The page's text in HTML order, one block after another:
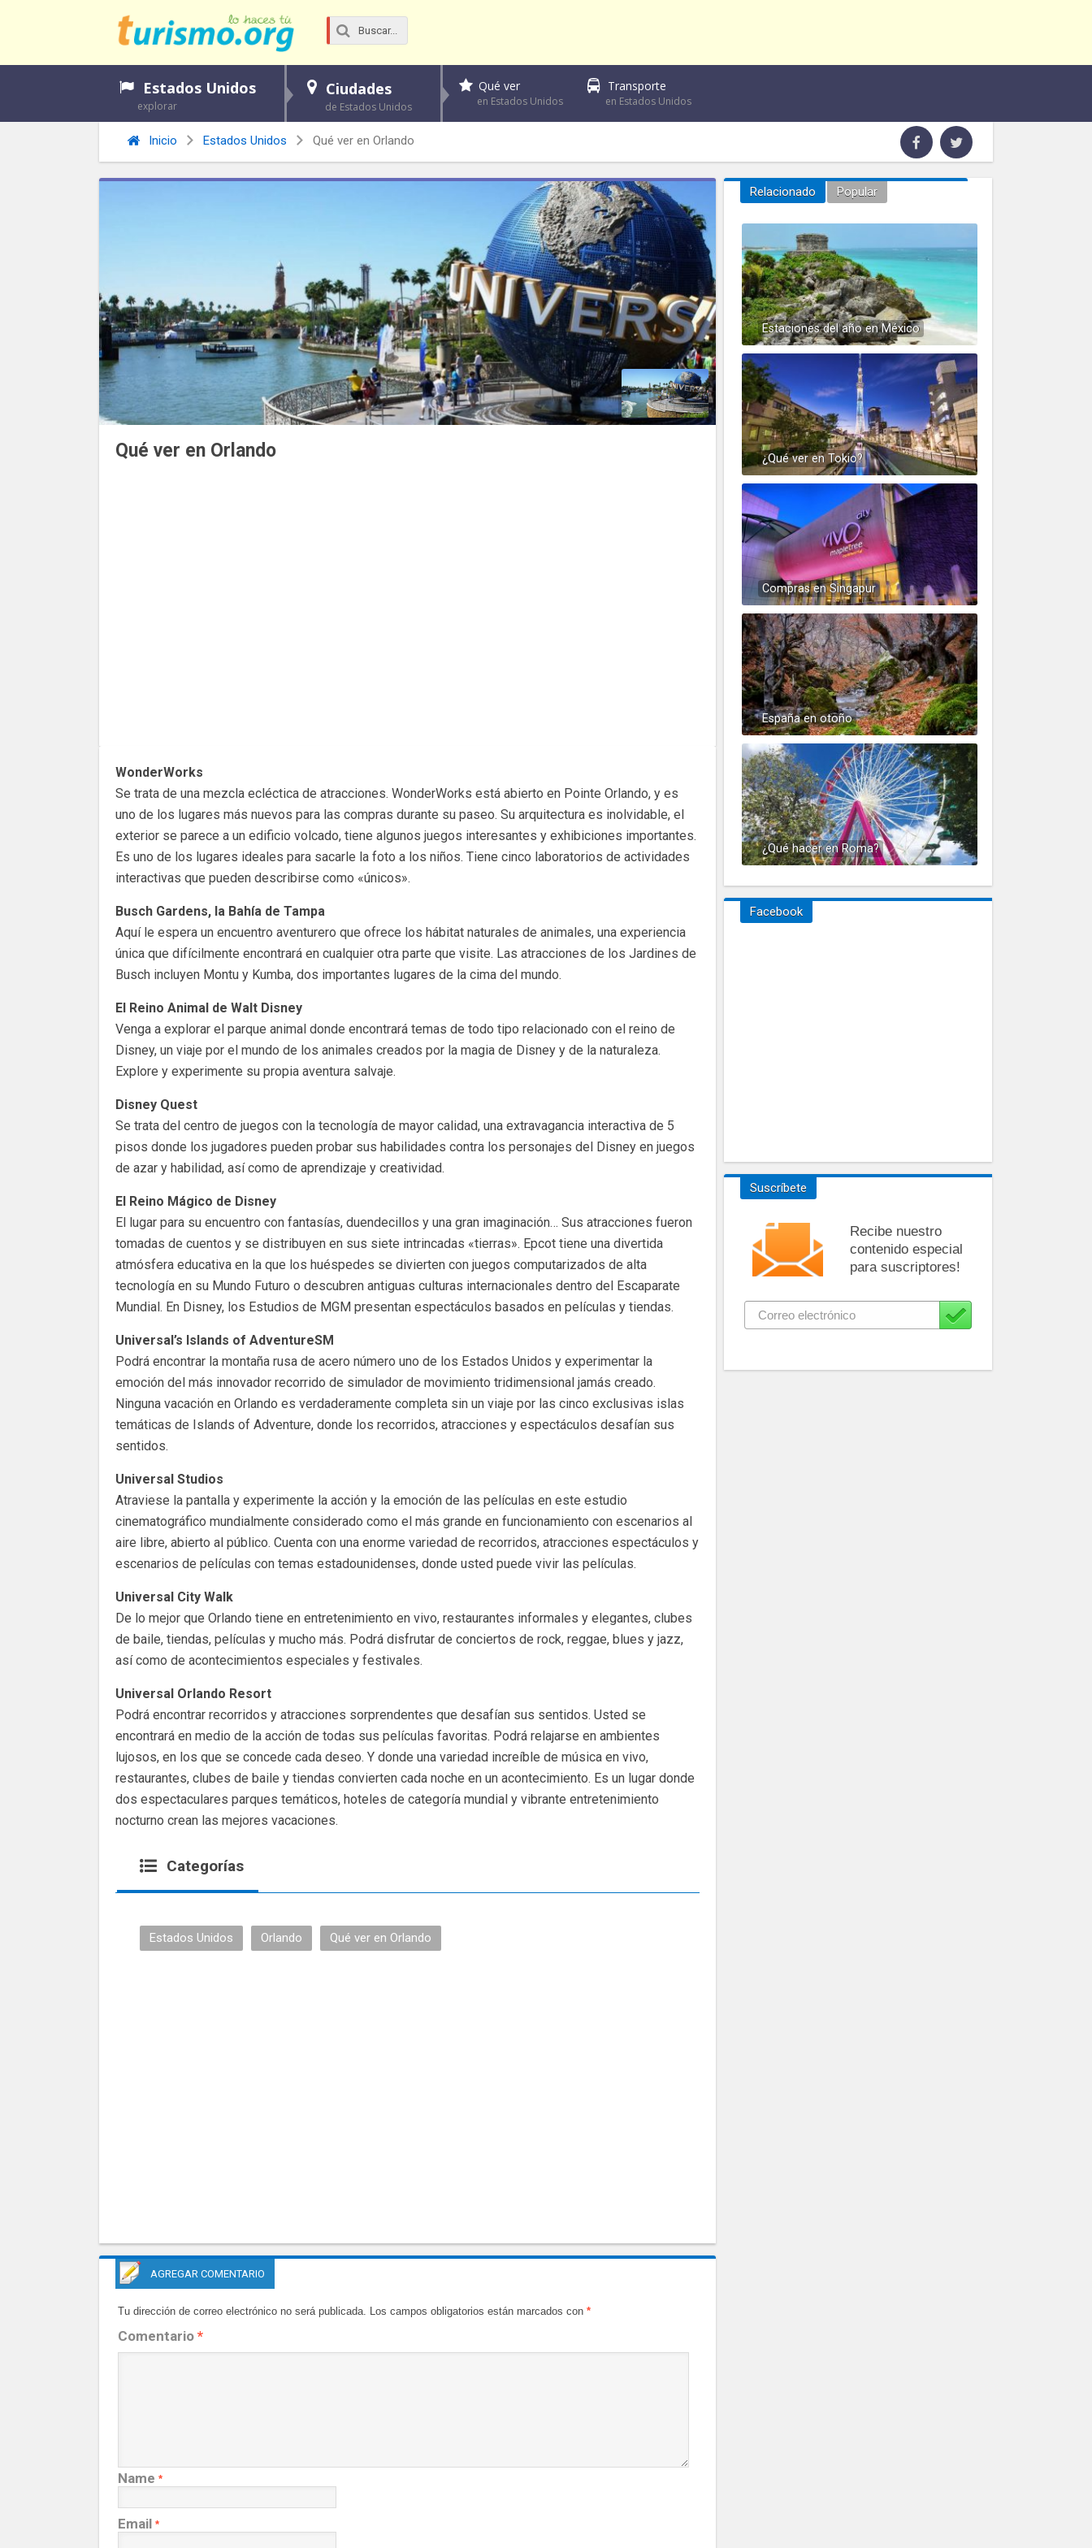
Estados Unidos
explorar
Ciudades
de Estados Unidos
Qué ver
en Estados Unidos
Transporte
en Estados Unidos
Inicio Estados Unidos Qué ver en Orlando
Qué ver en Orlando
WonderWorks
Se trata de una mezcla ecléctica de atracciones. WonderWorks está abierto en Pointe Orlando, y es
uno de los lugares más nuevos para las compras durante su paseo. Su arquitectura es inolvidable, el
exterior se parece a un edificio volcado, tiene algunos juegos interesantes y exhibiciones importantes.
Es uno de los lugares ideales para sacarle la foto a los niños. Tiene cinco laboratorios de actividades
interactivas que pueden describirse como «únicos».
Busch Gardens, la Bahía de Tampa
Aquí le espera un encuentro aventurero que ofrece los hábitat naturales de animales, una experiencia
única que difícilmente encontrará en cualquier otra parte que visite. Las atracciones de los Jardines de
Busch incluyen Montu y Kumba, dos importantes lugares de la cima del mundo.
El Reino Animal de Walt Disney
Venga a explorar el parque animal donde encontrará temas de todo tipo relacionado con el reino de
Disney, un viaje por el mundo de los animales creados por la magia de Disney y de la naturaleza.
Explore y experimente su propia aventura salvaje.
Disney Quest
Se trata del centro de juegos con la tecnología de mayor calidad, una extravagancia interactiva de 5
pisos donde los jugadores pueden probar sus habilidades contra los personajes del Disney en juegos
de azar y habilidad, así como de aprendizaje y creatividad.
El Reino Mágico de Disney
El lugar para su encuentro con fantasías, duendecillos y una gran imaginación… Sus atracciones fueron
tomadas de cuentos y se distribuyen en sus siete intrincadas «tierras». Epcot tiene una divertida
atmósfera educativa en la que los huéspedes se divierten con juegos computarizados de alta
tecnología en su Mundo Futuro o descubren antiguas culturas internacionales dentro del Escaparate
Mundial. En Disney, los Estudios de MGM presentan espectáculos basados en películas y tiendas.
Universal’s Islands of AdventureSM
Podrá encontrar la montaña rusa de acero número uno de los Estados Unidos y experimentar la
emoción del más innovador recorrido de simulador de movimiento tridimensional jamás creado.
Ninguna vacación en Orlando es verdaderamente completa sin un viaje por las cinco exclusivas islas
temáticas de Islands of Adventure, donde los recorridos, atracciones y espectáculos desafían sus
sentidos.
Universal Studios
Atraviese la pantalla y experimente la acción y la emoción de las películas en este estudio
cinematográfico mundialmente considerado como el más grande en funcionamiento con escenarios al
aire libre, abierto al público. Cuenta con una enorme variedad de recorridos, atracciones espectáculos y
escenarios de películas con temas estadounidenses, donde usted puede vivir las películas.
Universal City Walk
De lo mejor que Orlando tiene en entretenimiento en vivo, restaurantes informales y elegantes, clubes
de baile, tiendas, películas y mucho más. Podrá disfrutar de conciertos de rock, reggae, blues y jazz,
así como de acontecimientos especiales y festivales.
Universal Orlando Resort
Podrá encontrar recorridos y atracciones sorprendentes que desafían sus sentidos. Usted se
encontrará en medio de la acción de todas sus películas favoritas. Podrá relajarse en ambientes
lujosos, en los que se concede cada deseo. Y donde una variedad increíble de música en vivo,
restaurantes, clubes de baile y tiendas convierten cada noche en un acontecimiento. Es un lugar donde
dos espectaculares parques temáticos, hoteles de categoría mundial y vibrante entretenimiento
nocturno crean las mejores vacaciones.
Categorías
Estados Unidos Orlando Qué ver en Orlando
AGREGAR COMENTARIO
Tu dirección de correo electrónico no será publicada. Los campos obligatorios están marcados con *
Comentario *
Name *
Email *
Relacionado Popular
Estaciones del año en México
¿Qué ver en Tokio?
Compras en Singapur
España en otoño
¿Qué hacer en Roma?
Facebook
Suscríbete
Recibe nuestro
contenido especial
para suscriptores!